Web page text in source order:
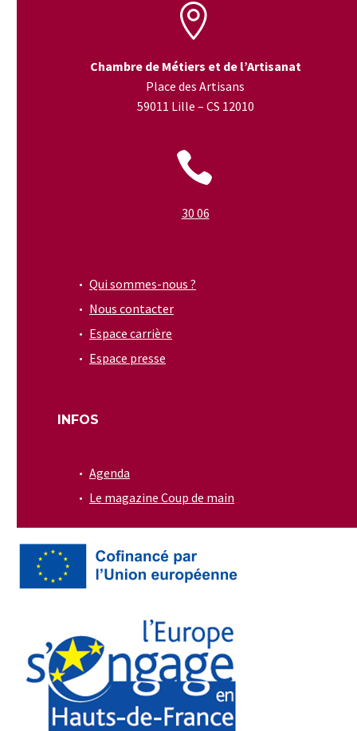


Chambre de Métiers et de l’Artisanat
Place des Artisans
59011 Lille – CS 12010


30 06
Qui sommes-nous ?
Nous contacter
Espace carrière
Espace presse
INFOS
Agenda
Le magazine Coup de main